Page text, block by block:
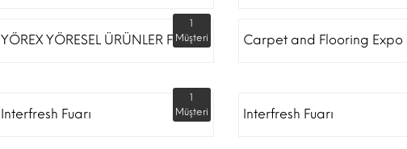
YÖREX YÖRESEL ÜRÜNLER FUARI
1
Müşteri
Carpet and Flooring Expo
Interfresh Fuarı
1
Müşteri
Interfresh Fuarı